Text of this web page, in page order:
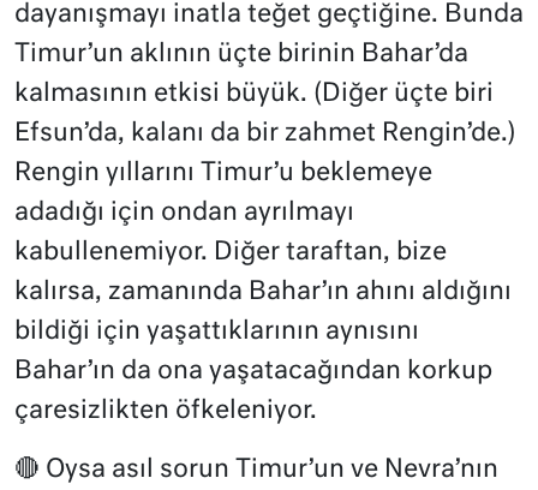
dayanışmayı inatla teğet geçtiğine. Bunda
Timur’un aklının üçte birinin Bahar’da
kalmasının etkisi büyük. (Diğer üçte biri
Efsun’da, kalanı da bir zahmet Rengin’de.)
Rengin yıllarını Timur’u beklemeye
adadığı için ondan ayrılmayı
kabullenemiyor. Diğer taraftan, bize
kalırsa, zamanında Bahar’ın ahını aldığını
bildiği için yaşattıklarının aynısını
Bahar’ın da ona yaşatacağından korkup
çaresizlikten öfkeleniyor.
🔴 Oysa asıl sorun Timur’un ve Nevra’nın